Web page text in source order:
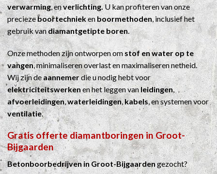
verwarming, enverlichting.U kan profiteren van onze
preciezeboortechniekenboormethoden, inclusief het
gebruik vandiamantgetipte boren.
Onze methoden zijn ontworpen omstof en water op te
vangen, minimaliseren overlast en maximaliseren netheid.
Wij zijn deaannemerdie u nodig hebt voor
elektriciteitswerkenen het leggen vanleidingen,
afvoerleidingen,waterleidingen,kabels, en systemen voor
ventilatie.
Gratis offerte diamantboringen in Groot-
Bijgaarden
Betonboorbedrijven in Groot-Bijgaardengezocht?